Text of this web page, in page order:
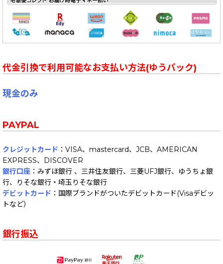
代金引換で利用可能なお支払い方法(ゆうパック)
現金のみ
PAYPAL
クレジットカード ：VISA、mastercard、JCB、AMERICAN
EXPRESS、DISCOVER
銀行口座 ：みずほ銀行 、三井住友銀行、三菱UFJ銀行、ゆうちょ銀
行、りそな銀行・埼玉りそな銀行
デビットカード ：国際ブランドがついたデビットカード(Visaデビッ
トなど）
銀行振込